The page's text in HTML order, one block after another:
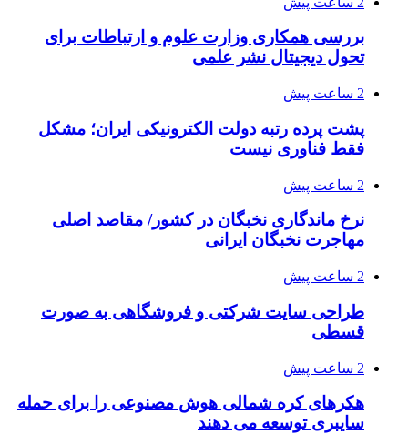
بررسی همکاری وزارت علوم و ارتباطات برای
تحول دیجیتال نشر علمی
2 ساعت پیش
پشت پرده رتبه دولت الکترونیکی ایران؛ مشکل
فقط فناوری نیست
2 ساعت پیش
نرخ ماندگاری نخبگان در کشور/ مقاصد اصلی
مهاجرت نخبگان ایرانی
2 ساعت پیش
طراحی سایت شرکتی و فروشگاهی به صورت
قسطی
2 ساعت پیش
هکرهای کره شمالی هوش مصنوعی را برای حمله
سایبری توسعه می دهند